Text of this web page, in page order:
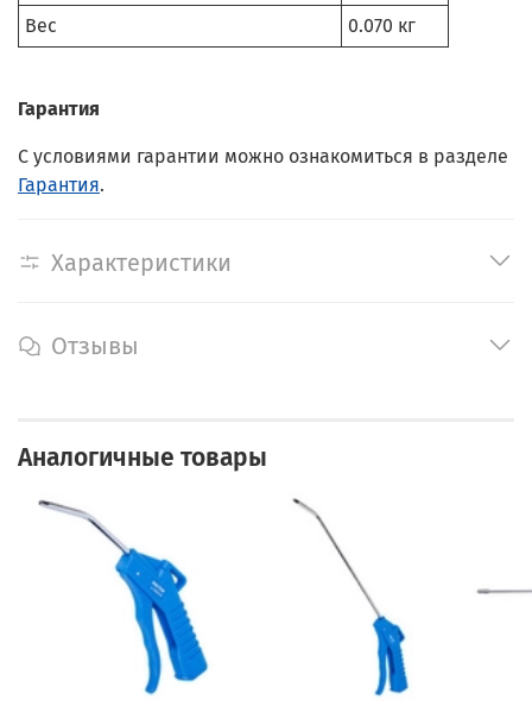
Вес
0.070 кг
Гарантия
С условиями гарантии можно ознакомиться в разделе
Гарантия.
Характеристики
Отзывы
Аналогичные товары